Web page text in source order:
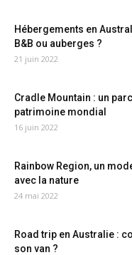
Hébergements en
B&B ou auberges ?
21 juin 2022
Cradle Mountain : un
patrimoine mondial
16 juin 2022
Rainbow Region, un
avec la nature
24 mai 2022
Road trip en Australie :
son van ?